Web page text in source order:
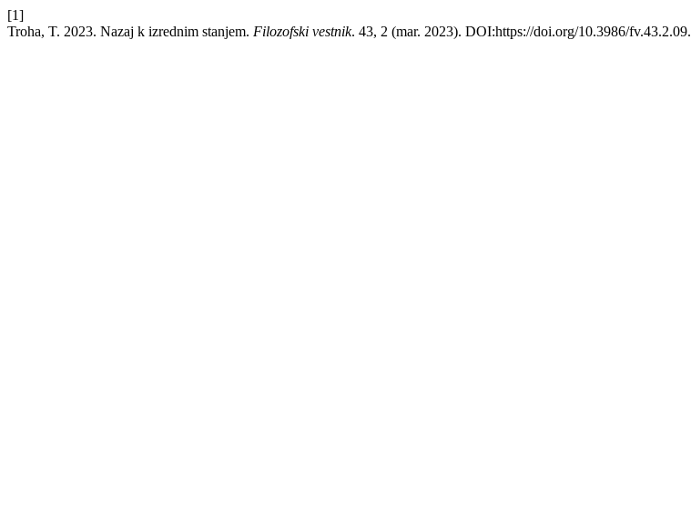
[1]
Troha, T. 2023. Nazaj k izrednim stanjem. Filozofski vestnik. 43, 2 (mar. 2023). DOI:https://doi.org/10.3986/fv.43.2.09.